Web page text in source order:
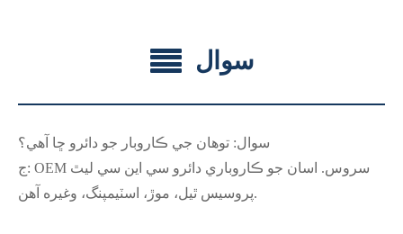
سوال
سوال: توهان جي ڪاروبار جو دائرو ڇا آهي؟
ج: OEM سروس. اسان جو ڪاروباري دائرو سي اين سي ليٿ
پروسيس ٿيل، موڙ، اسٽيمپنگ، وغيره آهن.